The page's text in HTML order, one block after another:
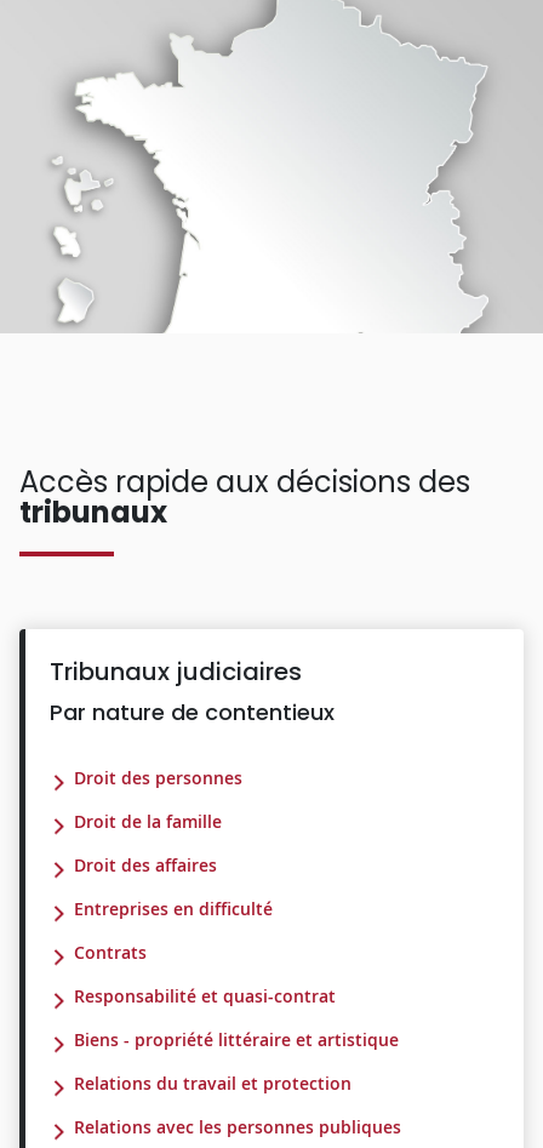
Accès rapide aux décisions des
tribunaux
Tribunaux judiciaires
Par nature de contentieux
Droit des personnes
Droit de la famille
Droit des affaires
Entreprises en difficulté
Contrats
Responsabilité et quasi-contrat
Biens - propriété littéraire et artistique
Relations du travail et protection
Relations avec les personnes publiques